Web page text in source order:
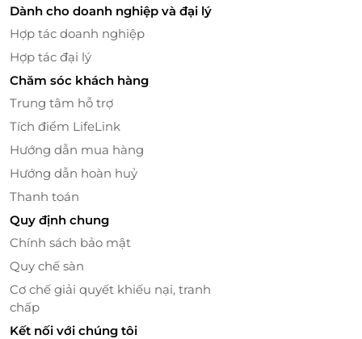
Dành cho doanh nghiệp và đại lý
Hợp tác doanh nghiệp
Hợp tác đại lý
Chăm sóc khách hàng
Trung tâm hỗ trợ
Tích điểm LifeLink
Hướng dẫn mua hàng
Hướng dẫn hoàn huỷ
Thanh toán
Quy định chung
Chính sách bảo mật
Quy chế sàn
Cơ chế giải quyết khiếu nại, tranh
chấp
Kết nối với chúng tôi